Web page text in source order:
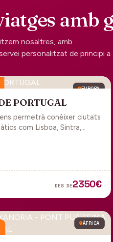
amb
nosaltres, amb
personalitzat de principi a
EUROPA
PORTUGAL
permetrà conèixer ciutats
com Lisboa, Sintra,
DES DE2350€
ÀFRICA